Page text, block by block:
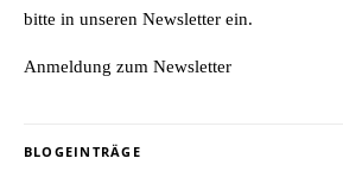
bitte in unseren Newsletter ein.
Anmeldung zum Newsletter
BLOGEINTRÄGE